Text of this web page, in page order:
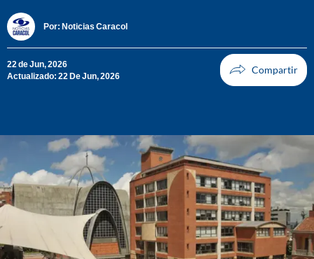
Por: Noticias Caracol
22 de Jun, 2026
Actualizado: 22 De Jun, 2026